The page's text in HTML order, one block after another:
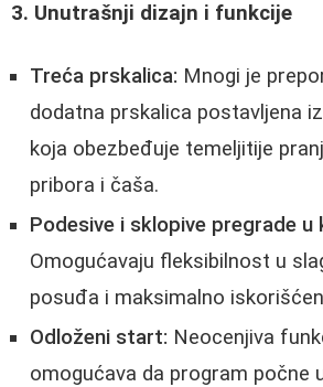
3. Unutrašnji dizajn i funkcije
Treća prskalica: Mnogi je
dodatna prskalica postavljena
koja obezbeđuje temeljitije
pribora i čaša.
Podesive i sklopive pregrade u
Omogućavaju fleksibilnost u
posuđa i maksimalno
Odloženi start: Neocenjiva
omogućava da program počne